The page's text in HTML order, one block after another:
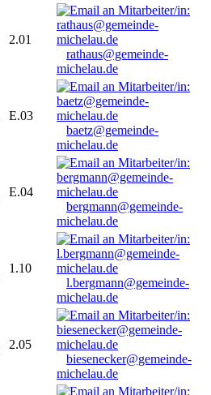
2.01
rathaus@gemeinde-
michelau.de
E.03
baetz@gemeinde-
michelau.de
E.04
bergmann@gemeinde-
michelau.de
1.10
l.bergmann@gemeinde-
michelau.de
2.05
biesenecker@gemeinde-
michelau.de